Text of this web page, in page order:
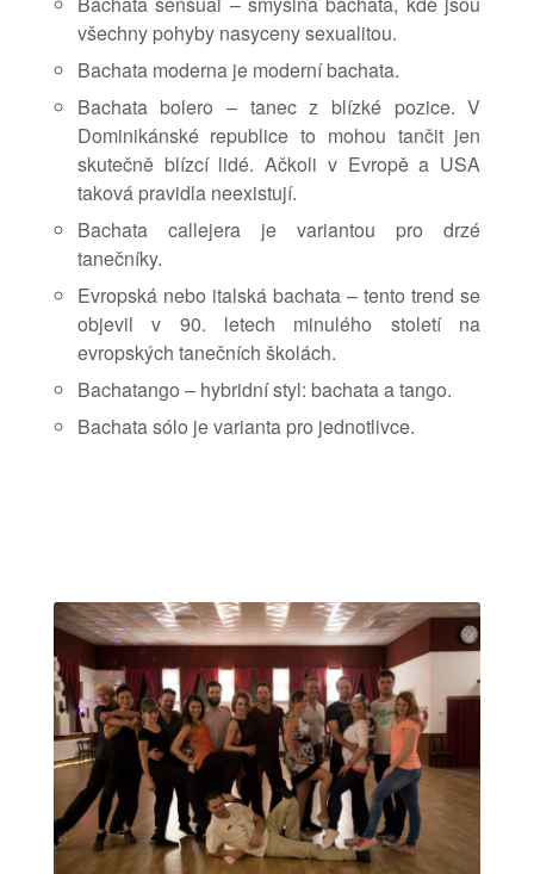
všechny pohyby nasyceny sexualitou.
Bachata moderna je moderní bachata.
Bachata bolero – tanec z blízké pozice. V
Dominikánské republice to mohou tančit jen
skutečně blízcí lidé. Ačkoli v Evropě a USA
taková pravidla neexistují.
Bachata callejera je variantou pro drzé
tanečníky.
Evropská nebo italská bachata – tento trend se
objevil v 90. letech minulého století na
evropských tanečních školách.
Bachatango – hybridní styl: bachata a tango.
Bachata sólo je varianta pro jednotlivce.